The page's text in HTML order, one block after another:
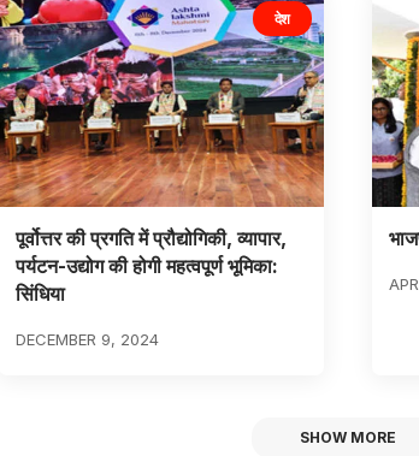
देश
पूर्वोत्तर की प्रगति में प्रौद्योगिकी, व्यापार,
पर्यटन-उद्योग की होगी महत्वपूर्ण भूमिका:
सिंधिया
DECEMBER 9, 2024
SHOW MORE